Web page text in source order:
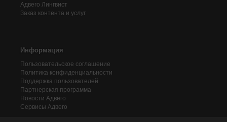
Адвего Лингвист
Заказ контента и услуг
Информация
Пользовательское соглашение
Политика конфиденциальности
Поддержка пользователей
Партнерская программа
Новости Адвего
Сервисы Адвего